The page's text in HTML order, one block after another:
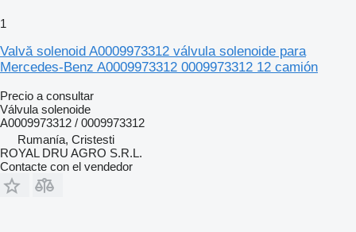
1
Valvă solenoid A0009973312 válvula solenoide para
Mercedes-Benz A0009973312 0009973312 12 camión
Precio a consultar
Válvula solenoide
A0009973312 / 0009973312
Rumanía, Cristesti
ROYAL DRU AGRO S.R.L.
Contacte con el vendedor